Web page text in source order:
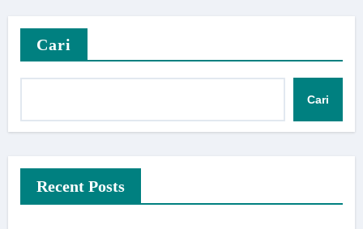
Cari
Cari
Recent Posts